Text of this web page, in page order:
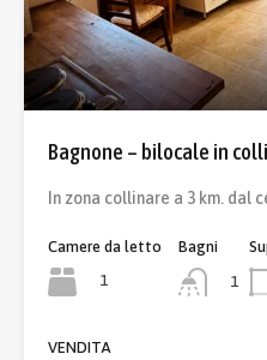
Bagnone – bilocale in
In zona collinare a 3 km. dal
Camere da letto
1
Bagni
1
VENDITA